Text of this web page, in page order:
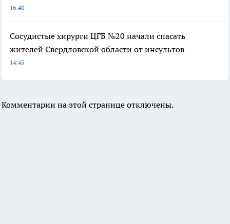
16:40
Сосудистые хирурги ЦГБ №20 начали спасать
жителей Свердловской области от инсультов
14:45
Комментарии на этой странице отключены.